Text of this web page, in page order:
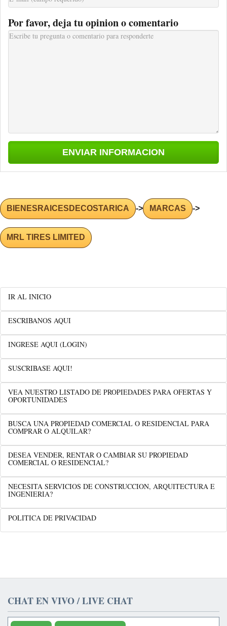
Por favor, deja tu opinion o comentario
BIENESRAICESDECOSTARICA -> MARCAS ->
MRL TIRES LIMITED
IR AL INICIO
ESCRIBANOS AQUI
INGRESE AQUI (LOGIN)
SUSCRIBASE AQUI!
VEA NUESTRO LISTADO DE PROPIEDADES PARA OFERTAS Y
OPORTUNIDADES
BUSCA UNA PROPIEDAD COMERCIAL O RESIDENCIAL PARA
COMPRAR O ALQUILAR?
DESEA VENDER, RENTAR O CAMBIAR SU PROPIEDAD
COMERCIAL O RESIDENCIAL?
NECESITA SERVICIOS DE CONSTRUCCION, ARQUITECTURA E
INGENIERIA?
POLITICA DE PRIVACIDAD
CHAT EN VIVO / LIVE CHAT